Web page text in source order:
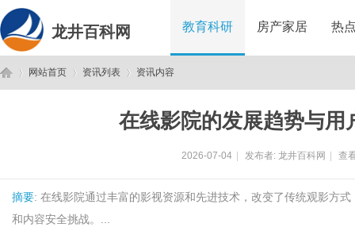
龙井百科网 教育科研 房产家居 热
网站首页 资讯列表 资讯内容
在线影院的发展趋势与用
2026-07-04 发布者: 龙井百科网 查
摘要: 在线影院通过丰富的影视资源和先进技术，改变了传统观影方
和内容安全挑战。...